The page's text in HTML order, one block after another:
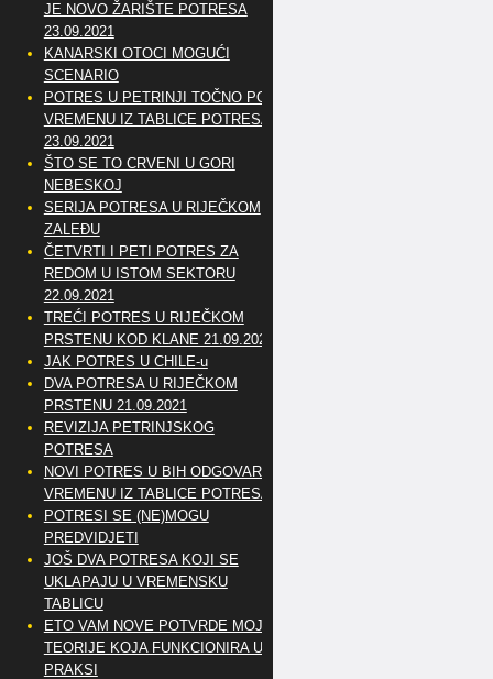
JE NOVO ŽARIŠTE POTRESA
23.09.2021
KANARSKI OTOCI MOGUĆI
SCENARIO
POTRES U PETRINJI TOČNO PO
VREMENU IZ TABLICE POTRESA
23.09.2021
ŠTO SE TO CRVENI U GORI
NEBESKOJ
SERIJA POTRESA U RIJEČKOM
ZALEĐU
ČETVRTI I PETI POTRES ZA
REDOM U ISTOM SEKTORU
22.09.2021
TREĆI POTRES U RIJEČKOM
PRSTENU KOD KLANE 21.09.2021
JAK POTRES U CHILE-u
DVA POTRESA U RIJEČKOM
PRSTENU 21.09.2021
REVIZIJA PETRINJSKOG
POTRESA
NOVI POTRES U BIH ODGOVARA
VREMENU IZ TABLICE POTRESA
POTRESI SE (NE)MOGU
PREDVIDJETI
JOŠ DVA POTRESA KOJI SE
UKLAPAJU U VREMENSKU
TABLICU
ETO VAM NOVE POTVRDE MOJE
TEORIJE KOJA FUNKCIONIRA U
PRAKSI